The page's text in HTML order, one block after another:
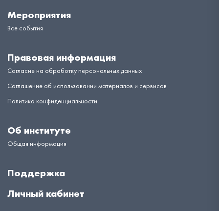
Мероприятия
Все события
Правовая информация
Согласие на обработку персональных данных
Соглашение об использовании материалов и сервисов
Политика конфиденциальности
Об институте
Общая информация
Поддержка
Личный кабинет